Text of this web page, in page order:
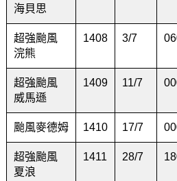
海貝思
超強颱風
浣熊
1408 3/7
超強颱風
威馬遜
1409 11/7
颱風麥德姆 1410 17/7
超強颱風
夏浪
1411 28/7